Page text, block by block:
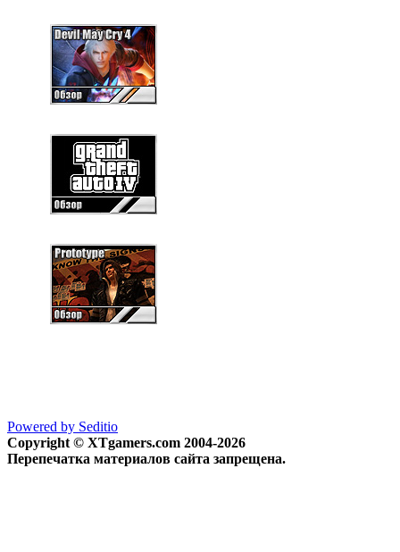
Powered by Seditio
Copyright © XTgamers.com 2004-2026
Перепечатка материалов сайта запрещена.